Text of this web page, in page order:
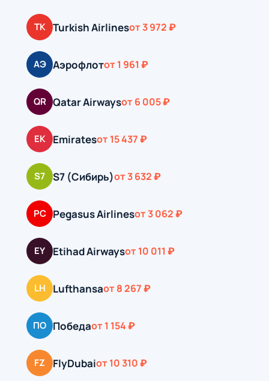
TK Turkish Airlinesот 3 972 ₽
АЭ Аэрофлотот 1 961 ₽
QR Qatar Airwaysот 6 005 ₽
EK Emiratesот 15 437 ₽
S7 S7 (Сибирь)от 3 632 ₽
PC Pegasus Airlinesот 3 062 ₽
EY Etihad Airwaysот 10 011 ₽
LH Lufthansaот 8 267 ₽
ПО Победаот 1 154 ₽
FZ FlyDubaiот 10 310 ₽